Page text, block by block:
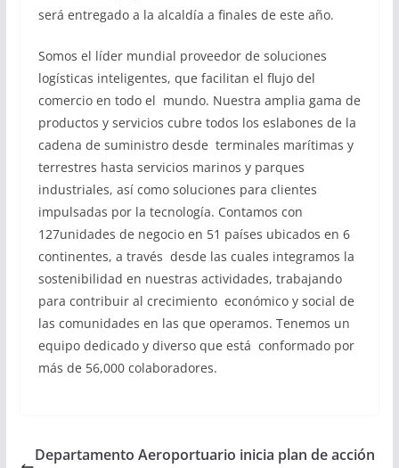
será entregado a la alcaldía a finales de este año.
Somos el líder mundial proveedor de soluciones
logísticas inteligentes, que facilitan el flujo del
comercio en todo el mundo. Nuestra amplia gama de
productos y servicios cubre todos los eslabones de la
cadena de suministro desde terminales marítimas y
terrestres hasta servicios marinos y parques
industriales, así como soluciones para clientes
impulsadas por la tecnología. Contamos con
127unidades de negocio en 51 países ubicados en 6
continentes, a través desde las cuales integramos la
sostenibilidad en nuestras actividades, trabajando
para contribuir al crecimiento económico y social de
las comunidades en las que operamos. Tenemos un
equipo dedicado y diverso que está conformado por
más de 56,000 colaboradores.
Departamento Aeroportuario inicia plan de acción